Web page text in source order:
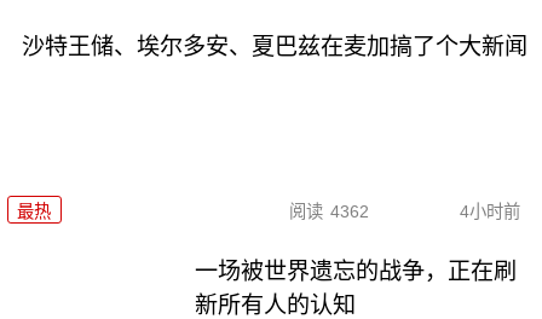
沙特王储、埃尔多安、夏巴兹在麦加搞了个大新闻
最热 阅读 4362 4小时前
一场被世界遗忘的战争，正在刷
新所有人的认知